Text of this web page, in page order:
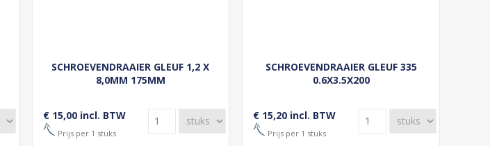
SCHROEVENDRAAIER GLEUF 1,2 X
8,0MM 175MM
€ 15,00 incl. BTW
Prijs per 1 stuks
SCHROEVENDRAAIER GLEUF 335
0.6X3.5X200
€ 15,20 incl. BTW
Prijs per 1 stuks